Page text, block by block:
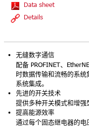
Data sheet
Details
无缝数字通信
配备 PROFINET、
时数据传输和流畅的系统
系统集成。
先进的开关技术
提供多种开关模式和增强
提高能源效率
通过每个固态继电器的